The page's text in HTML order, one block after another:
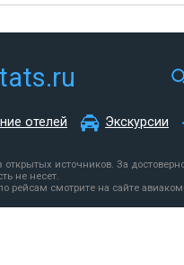
отелей Экскурсии
открытых источников. За
не несет.
рейсам смотрите на сайте